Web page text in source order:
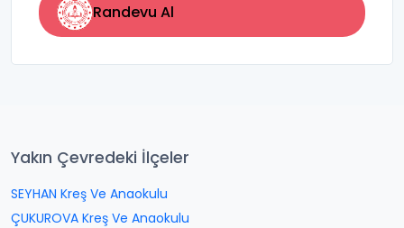
Randevu Al
Yakın Çevredeki İlçeler
SEYHAN Kreş Ve Anaokulu
ÇUKUROVA Kreş Ve Anaokulu